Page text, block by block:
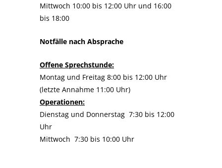
Mittwoch 10:00 bis 12:00 Uhr und 16:00
bis 18:00
Notfälle nach Absprache
Offene Sprechstunde:
Montag und Freitag 8:00 bis 12:00 Uhr
(letzte Annahme 11:00 Uhr)
Operationen:
Dienstag und Donnerstag 7:30 bis 12:00
Uhr
Mittwoch 7:30 bis 10:00 Uhr